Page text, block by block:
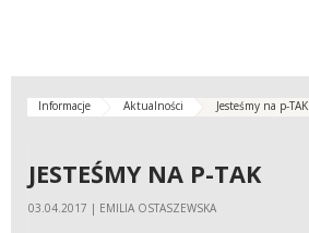
Informacje Aktualności Jesteśmy na p-TAK
JESTEŚMY NA P-TAK
03.04.2017 | EMILIA OSTASZEWSKA